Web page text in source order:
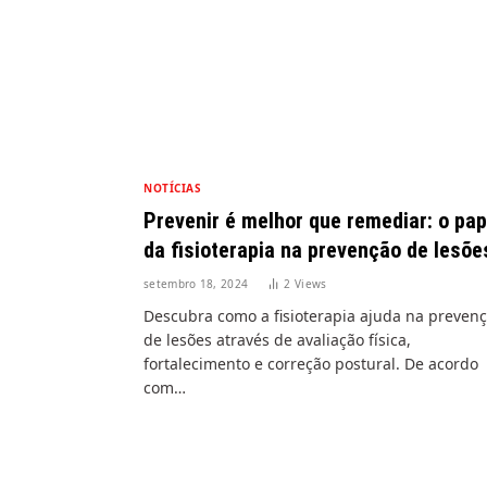
NOTÍCIAS
Prevenir é melhor que remediar: o
da fisioterapia na prevenção de
setembro 18, 2024 2Views
Descubra como a fisioterapia ajuda na
de lesões através de avaliação física,
fortalecimento e correção postural. De acordo
com…